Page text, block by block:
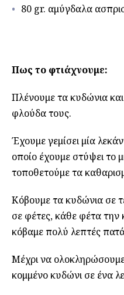
80 gr. αμύγδαλα
Πως το φτιάχνουμε:
Πλένουμε τα κυδώνια
φλούδα τους.
Έχουμε γεμίσει μία
οποίο έχουμε στύψει το
τοποθετούμε τα
Κόβουμε τα κυδώνια σε
σε φέτες, κάθε φέτα
κόβαμε πολύ λεπτές
Μέχρι να ολοκληρώσουμε
κομμένο κυδώνι σε ένα